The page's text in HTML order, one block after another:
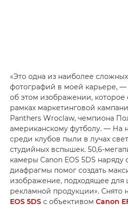
«Это одна из наиболее
фотографий в моей карьере, —
об этом изображении, которое
рамках маркетинговой
Panthers Wroclaw, чемпиона
американскому футболу. — На
среди клубов пыли в лучах
студийных вспышек. 50,6-
камеры Canon EOS 5DS
диафрагмы помог создать
изображение, подходящее
рекламной продукции». Снято
EOS 5DS с объективом Canon